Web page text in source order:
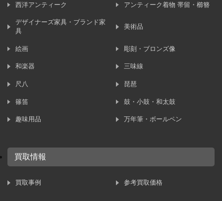
西洋アンティーク アンティーク着物 帯留・櫛簪
デザイナーズ家具・ブランド家
具
美術品
絵画 彫刻・ブロンズ像
和楽器 三味線
尺八 琵琶
篠笛 鼓・小鼓・和太鼓
趣味用品 万年筆・ボールペン
買取情報
買取事例 参考買取価格